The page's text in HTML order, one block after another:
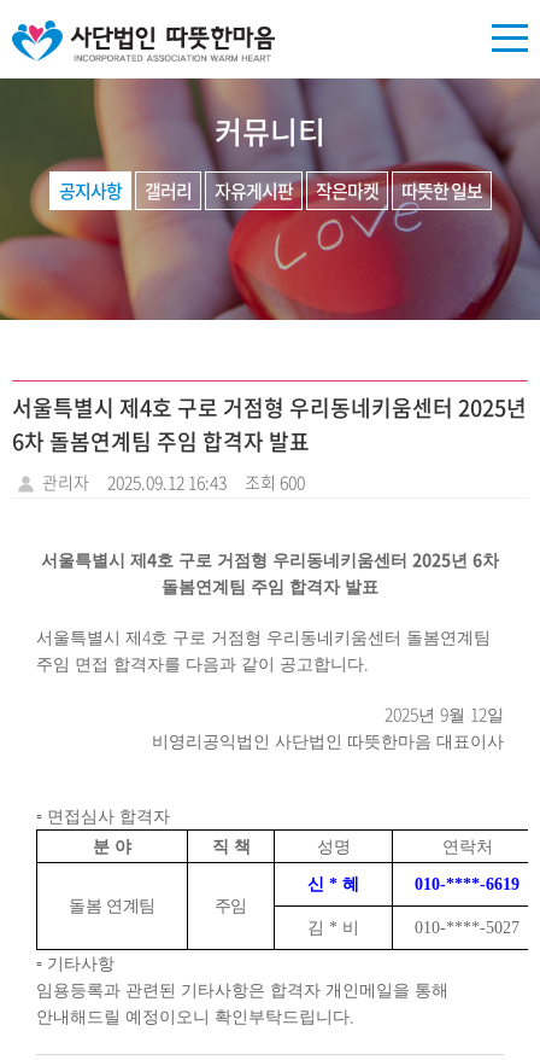
커뮤니티
공지사항 갤러리 자유게시판 작은마켓 따뜻한 일보
서울특별시 제4호 구로 거점형 우리동네키움센터 2025년
6차 돌봄연계팀 주임 합격자 발표
관리자 2025.09.12 16:43 조회 600
서울특별시 제 4호 구로 거점형 우리동네키움센터 2025년 6차
돌봄연계팀 주임 합격자 발표
서울특별시 제 4호 구로 거점형 우리동네키움센터 돌봄연계팀
주임 면접 합격자를 다음과 같이 공고합니다.
2025년 9월 12일
비영리공익법인 사단법인 따뜻한마음 대표이사
▫ 면접심사 합격자
분 야
직 책 성명 연락처
돌봄 연계팀 주임
신 * 혜 010-****-6619
김 * 비
010-****-5027
▫ 기타사항
임용등록과 관련된 기타사항은 합격자 개인메일을 통해
안내해드릴 예정이오니 확인부탁드립니다.